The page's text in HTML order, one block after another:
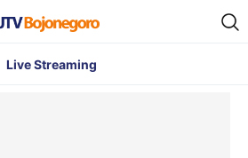
Live Streaming